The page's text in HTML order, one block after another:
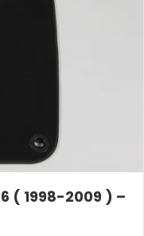
( 1998-2009 ) –